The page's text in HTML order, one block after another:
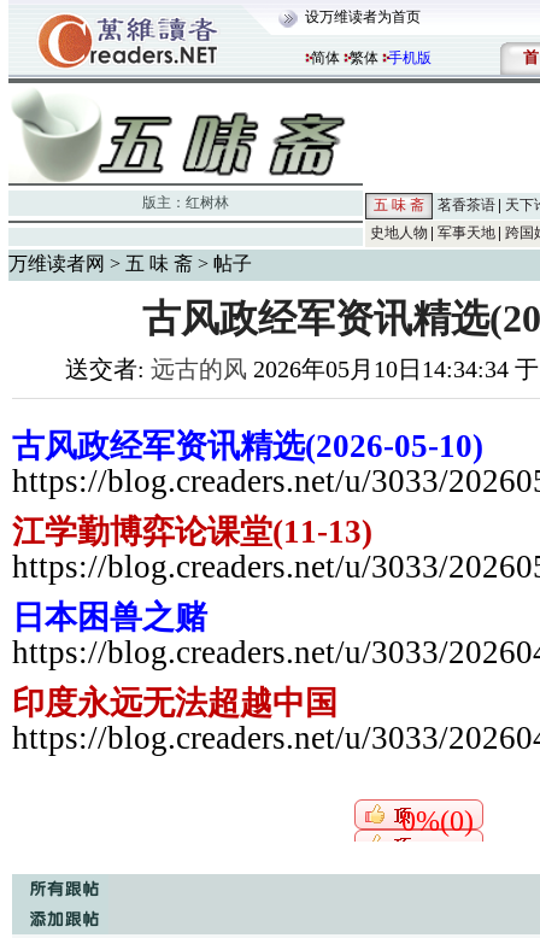
设万维读者为首页
简体 繁体 手机版 首
版主： 红树林 五 味 斋 茗香茶语
天下
史地人物
军事天地 跨国
万维读者网 > 五 味 斋 > 帖子
古风政经军资讯精选
送交者: 远古的风 2026年05月10日14:34:34
古风政经军资讯精选(2026-05-10)
https://blog.creaders.net/u/3033/
江学勤博弈论课堂(11-13)
https://blog.creaders.net/u/3033/
日本困兽之赌
https://blog.creaders.net/u/3033/
印度永远无法超越中国
https://blog.creaders.net/u/3033/
0%(0)